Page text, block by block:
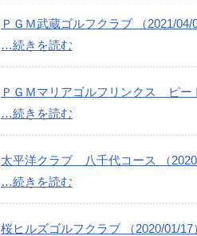
ＰＧＭ武蔵ゴルフクラブ （2021/04/
…続きを読む
ＰＧＭマリアゴルフリンクス ピー
…続きを読む
太平洋クラブ 八千代コース （2020/
…続きを読む
桜ヒルズゴルフクラブ （2020/01/17